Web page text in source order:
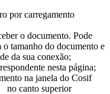
por carregamento
o documento. Pode
tamanho do documento e
da sua conexão;
nesta página;
na janela do Cosif
no canto superior